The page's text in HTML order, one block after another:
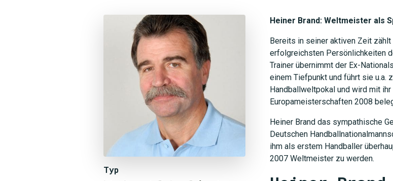
Typ
Heiner Brand: Weltmeister als
Bereits in seiner aktiven Zeit
erfolgreichsten Persönlichkeiten
Trainer übernimmt der Ex-
einem Tiefpunkt und führt sie u.a.
Handballweltpokal und wird mit
Europameisterschaften 2008
Heiner Brand das sympathische
Deutschen
ihm als erstem Handballer
2007 Weltmeister zu werden.